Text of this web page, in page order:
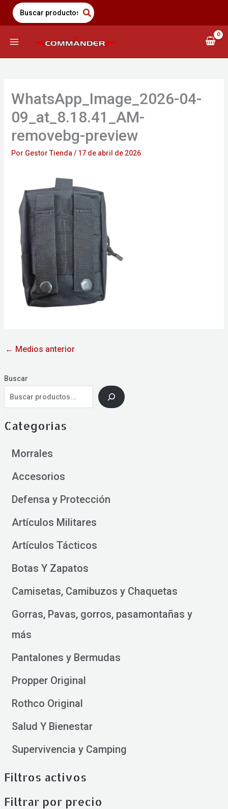
Saltar
contenido
Search
for:
Buscar
Categorías
Morrales
Accesorios
Defensa y Protección
Artículos Militares
Artículos Tácticos
Botas Y Zapatos
Camisetas, Camibuzos y Chaquetas
Gorras, Pavas, gorros, pasamontañas y
más
Pantalones y Bermudas
Propper Original
Rothco Original
Salud Y Bienestar
Supervivencia y Camping
Filtros activos
Filtrar por precio
WhatsApp_Image_2026-04-
09_at_8.18.41_AM-
removebg-preview
Por Gestor Tienda / 17 de abril de 2026
← Medios anterior